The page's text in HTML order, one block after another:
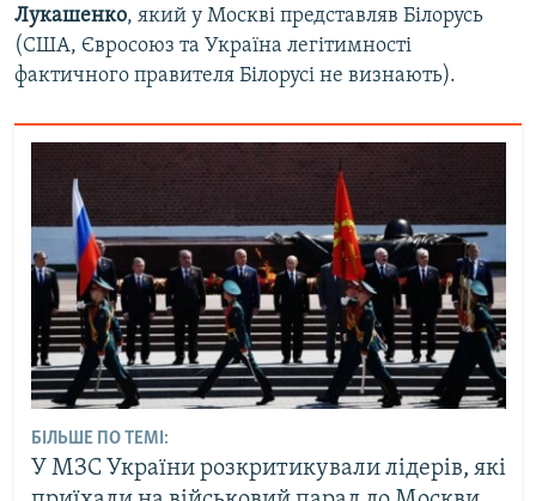
Лукашенко, який у Москві представляв Білорусь
(США, Євросоюз та Україна легітимності
фактичного правителя Білорусі не визнають).
БІЛЬШЕ ПО ТЕМІ:
У МЗС України розкритикували лідерів, які